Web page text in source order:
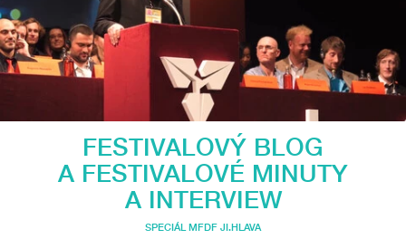
FESTIVALOVÝ BLOG
A FESTIVALOVÉ MINUTY
A INTERVIEW
SPECIÁL MFDF JI.HLAVA